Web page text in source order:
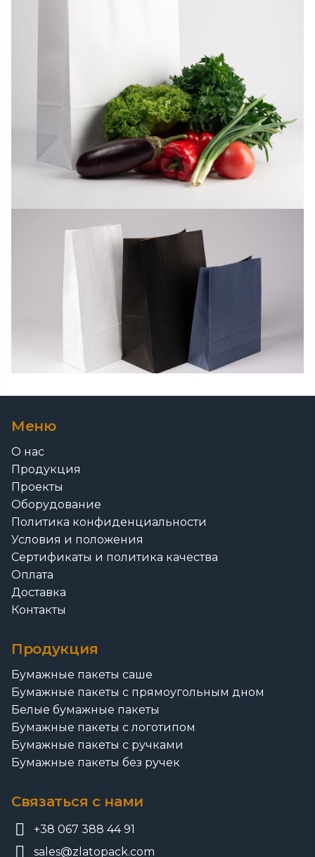
Меню
О нас
Продукция
Проекты
Оборудование
Политика конфиденциальности
Условия и положения
Сертификаты и политика качества
Оплата
Доставка
Контакты
Продукция
Бумажные пакеты саше
Бумажные пакеты с прямоугольным дном
Белые бумажные пакеты
Бумажные пакеты с логотипом
Бумажные пакеты с ручками
Бумажные пакеты без ручек
Связаться с нами
+38 067 388 44 91
sales@zlatopack.com